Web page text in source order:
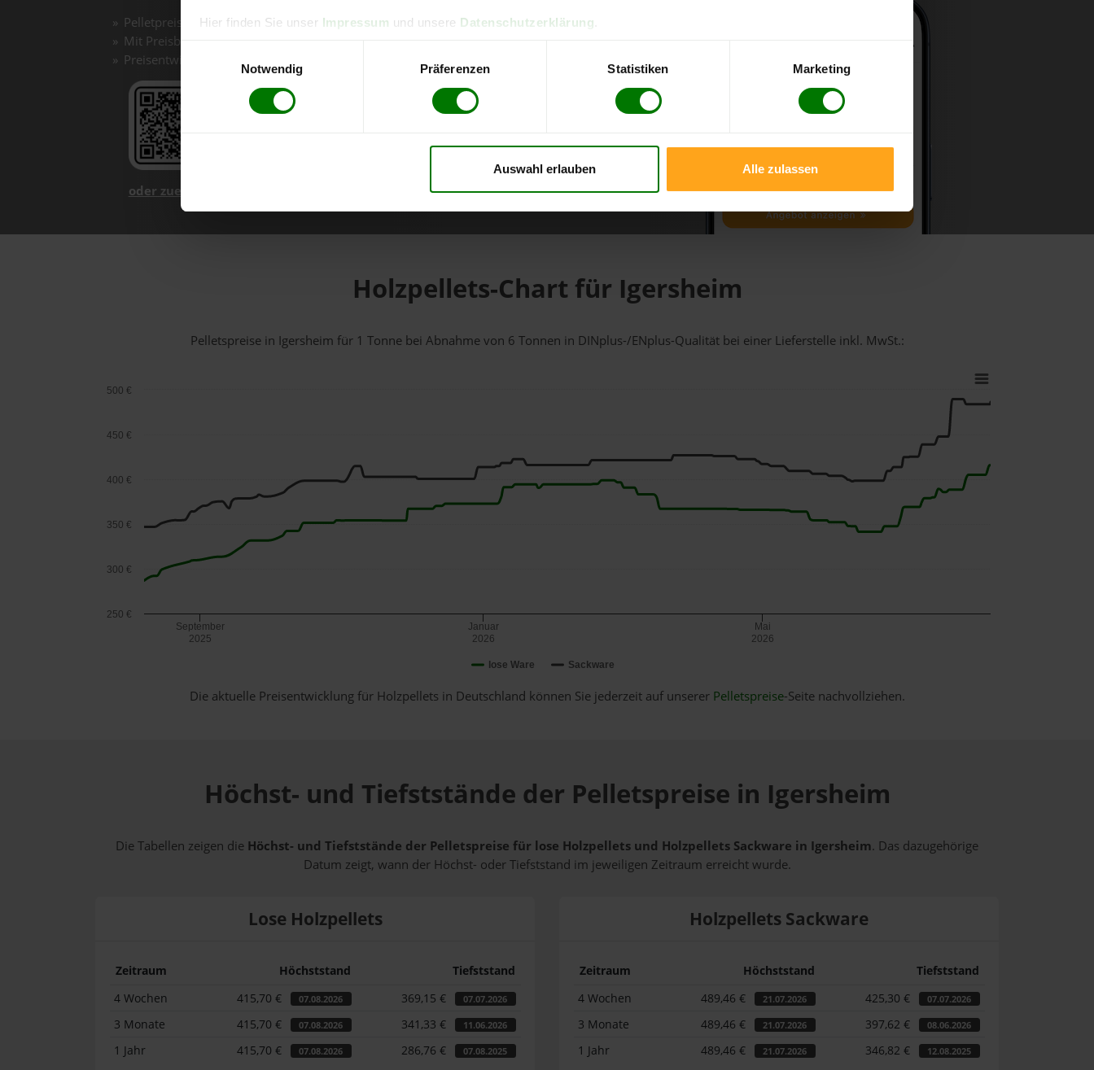
Hier finden Sie unser Impressum und unsere Datenschutzerklärung
Notwendig
Präferenzen Statistiken Marketing
Auswahl erlauben Alle zulassen
Pelletpreise mit einem Klick vergleichen und direkt online bestellen
Mit Preisbenachrichtigungen immer auf dem aktuellen Stand
Preisentwicklungen im Chart einfach nachverfolgen
oder zuerst mehr über unsere App erfahren
Holzpellets-Chart für Igersheim
Pelletspreise in Igersheim für 1 Tonne bei Abnahmevon 6 Tonnen in DINplus-/ENplus-Qualität bei einer Lieferstelle inkl. MwSt.:
lose Ware Sackware
September
2025
Januar
2026
Mai
2026
250 €
300 €
350 €
400 €
450 €
500 €
Die aktuelle Preisentwicklung für Holzpellets in Deutschland können Sie jederzeit auf unserer Pelletspreise-Seite nachvollziehen.
Höchst- und Tiefststände der Pelletspreise in Igersheim
Die Tabellen zeigen die Höchst- und Tiefststände der Pelletspreise für lose Holzpellets und Holzpellets Sackware in Igersheim. Das dazugehörige
Datum zeigt, wann der Höchst- oder Tiefststand im jeweiligen Zeitraum erreicht wurde.
Lose Holzpellets
Zeitraum Höchststand
Tiefststand
4 Wochen
415,70 € 07.08.2026 369,15 € 07.07.2026
3 Monate 415,70 € 07.08.2026 341,33 € 11.06.2026
1 Jahr 415,70 € 07.08.2026 286,76 € 07.08.2025
Holzpellets Sackware
Zeitraum Höchststand
Tiefststand
4 Wochen
489,46 € 21.07.2026 425,30 € 07.07.2026
3 Monate 489,46 € 21.07.2026 397,62 € 08.06.2026
1 Jahr 489,46 € 21.07.2026 346,82 € 12.08.2025